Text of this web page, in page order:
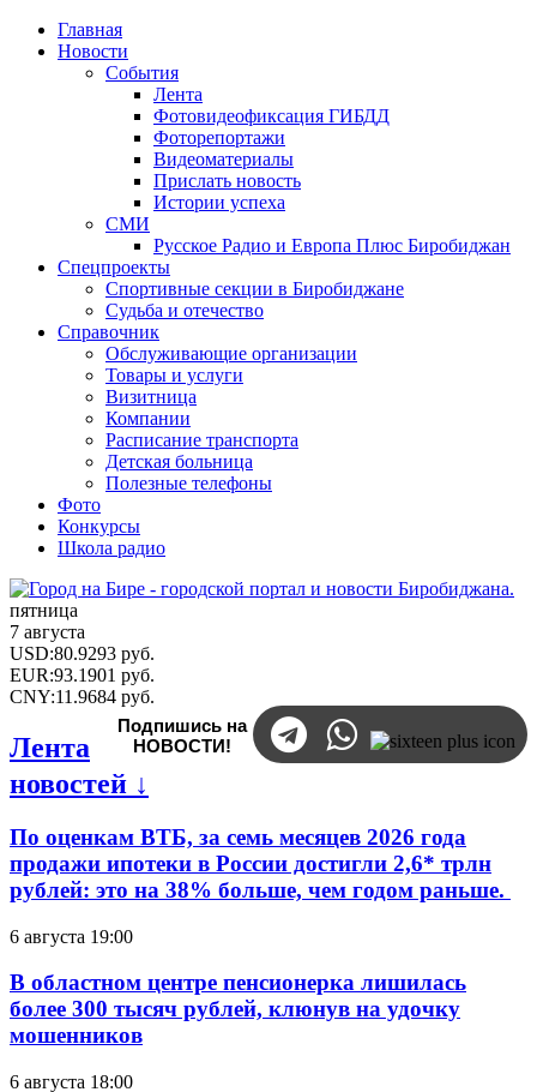
Главная
Новости
События
Лента
Фотовидеофиксация ГИБДД
Фоторепортажи
Видеоматериалы
Прислать новость
Истории успеха
СМИ
Русское Радио и Европа Плюс Биробиджан
Спецпроекты
Спортивные секции в Биробиджане
Судьба и отечество
Справочник
Обслуживающие организации
Товары и услуги
Визитница
Компании
Расписание транспорта
Детская больница
Полезные телефоны
Фото
Конкурсы
Школа радио
пятница
7 августа
USD:80.9293 руб.
EUR:93.1901 руб.
CNY:11.9684 руб.
Подпишись на
НОВОСТИ!
Лента
новостей ↓
По оценкам ВТБ, за семь месяцев 2026 года
продажи ипотеки в России достигли 2,6* трлн
рублей: это на 38% больше, чем годом раньше.
6 августа 19:00
В областном центре пенсионерка лишилась
более 300 тысяч рублей, клюнув на удочку
мошенников
6 августа 18:00